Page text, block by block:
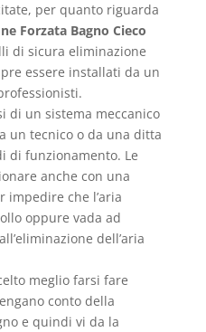
per quanto riguarda
Forzata Bagno Cieco
di sicura eliminazione
essere installati da un
di un sistema meccanico
un tecnico o da una ditta
di funzionamento. Le
anche con una
impedire che l’aria
oppure vada ad
dell’aria
meglio farsi fare
conto della
e quindi vi da la